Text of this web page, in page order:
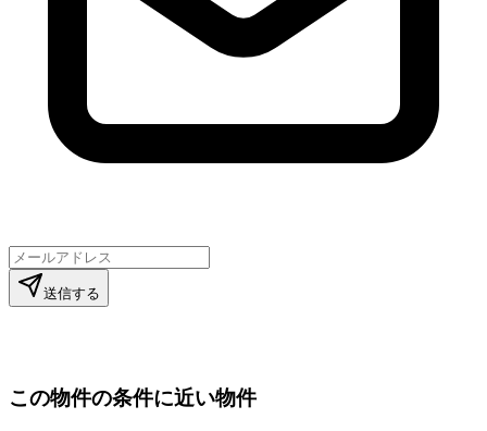
送信する
この物件の条件に近い物件